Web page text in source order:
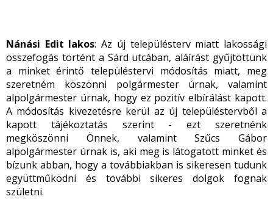
Nánási Edit lakos: Az új településterv miatt lakossági
összefogás történt a Sárd utcában, aláírást gyűjtöttünk
a minket érintő településtervi módosítás miatt, meg
szeretném köszönni polgármester úrnak, valamint
alpolgármester úrnak, hogy ez pozitív elbírálást kapott.
A módosítás kivezetésre kerül az új településtervből a
kapott tájékoztatás szerint - ezt szeretnénk
megköszönni Önnek, valamint Szűcs Gábor
alpolgármester úrnak is, aki meg is látogatott minket és
bízunk abban, hogy a továbbiakban is sikeresen tudunk
együttműködni és további sikeres dolgok fognak
születni.